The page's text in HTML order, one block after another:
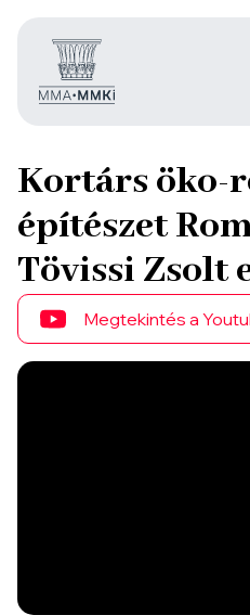
Kortárs öko-
építészet
Tövissi Zsolt
Megtekintés a